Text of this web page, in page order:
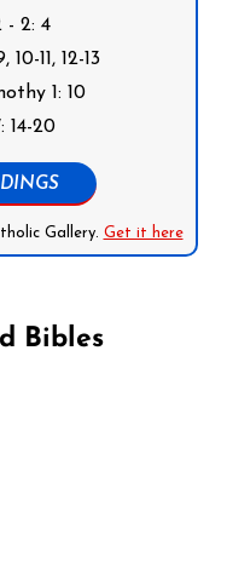
- 2: 4
11, 12-13
1: 10
14-20
Gallery. Get it here
Bibles